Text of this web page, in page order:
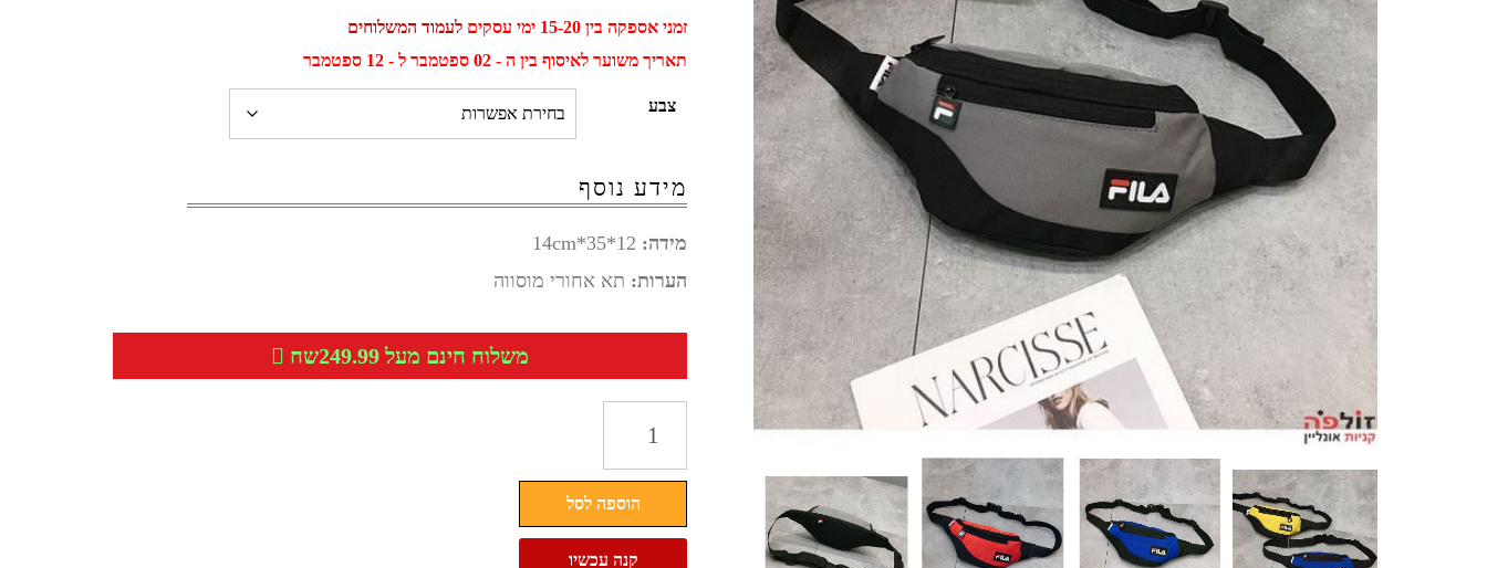
זמני אספקה בין 15-20 ימי עסקים
לעמוד המשלוחים
תאריך משוער לאיסוף בין ה - 02 ספטמבר ל - 12 ספטמבר
צבע
מידע נוסף
מידה: 12*35*14cm
הערות: תא אחורי מוסווה
משלוח חינם מעל 249.99שח
פאוץ
הוספה לסל
קנה עכשיו